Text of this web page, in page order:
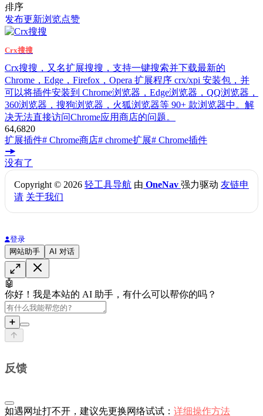
排序
发布更新浏览点赞
Crx搜搜
Crx搜搜，又名扩展搜搜，支持一键搜索并下载最新的
Chrome，Edge，Firefox，Opera 扩展程序 crx/xpi 安装包，并
可以将插件安装到 Chrome浏览器，Edge浏览器，QQ浏览器，
360浏览器，搜狗浏览器，火狐浏览器等 90+ 款浏览器中。解
决无法直接访问Chrome应用商店的问题。
64,6820
扩展插件# Chrome商店# chrome扩展# Chrome插件
没有了
Copyright © 2026 轻工具导航 由 OneNav 强力驱动 友链申
请 关于我们
登录
网站助手
AI 对话
🤖
你好！我是本站的 AI 助手，有什么可以帮你的吗？
➕
反馈
如遇网址打不开，建议先更换网络试试： 详细操作方法